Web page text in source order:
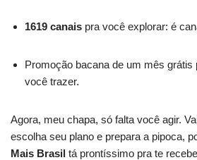
1619 canais pra você explorar: é
Promoção bacana de um mês grátis
você trazer.
Agora, meu chapa, só falta você agir.
escolha seu plano e prepara a pipoca,
Mais Brasil tá prontíssimo pra te